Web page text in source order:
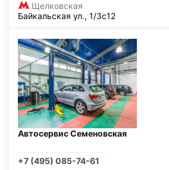
Щелковская
Байкальская ул., 1/3с12
Автосервис Семеновская
+7 (495) 085-74-61